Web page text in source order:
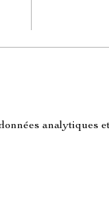
analytiques